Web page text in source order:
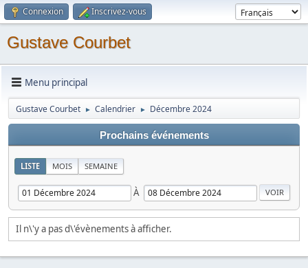
Connexion Inscrivez-vous
Gustave Courbet
Menu principal
Gustave Courbet ► Calendrier ► Décembre 2024
Prochains événements
LISTE MOIS SEMAINE
À
Il n\'y a pas d\'évènements à afficher.